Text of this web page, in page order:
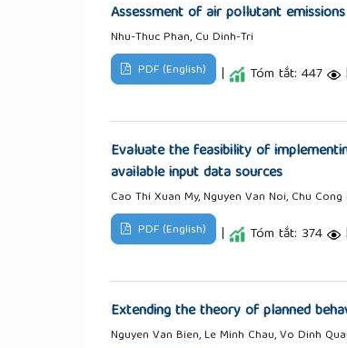
Assessment of air pollutant
Nhu-Thuc Phan, Cu Dinh-Tri
PDF (English) | Tóm tắt: 447 |
Evaluate the feasibility of
available input data sources
Cao Thi Xuan My, Nguyen Van Noi, Chu Cong
PDF (English) | Tóm tắt: 374 |
Extending the theory of planned
Nguyen Van Bien, Le Minh Chau, Vo Dinh